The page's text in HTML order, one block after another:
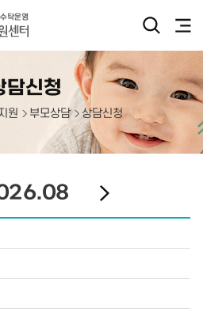
담신청
원 부모상담 상담신청